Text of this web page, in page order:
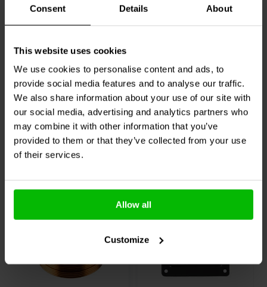
Consent Details About
This website uses cookies
We use cookies to personalise content and ads, to
provide social media features and to analyse our traffic.
We also share information about your use of our site with
our social media, advertising and analytics partners who
may combine it with other information that you’ve
provided to them or that they’ve collected from your use
of their services.
Allow all
Customize
MonacorMBR-75
klantbeoordelingen
Vergleichen
63 Auf Lager
Monacor
MBR-35
klantbeoordelingen
Vergleichen
1 Auf Lager